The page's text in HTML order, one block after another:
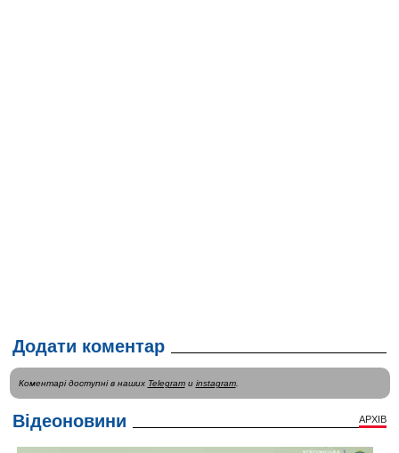
Додати коментар
Коментарі доступні в наших Telegramи instagram.
Відеоновини АРХІВ